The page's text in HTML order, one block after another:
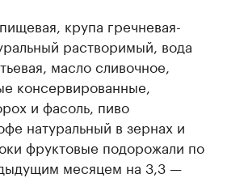
крупа гречневая-
растворимый, вода
масло сливочное,
консервированные,
и фасоль, пиво
натуральный в зернах и
фруктовые подорожали по
месяцем на 3,3 —